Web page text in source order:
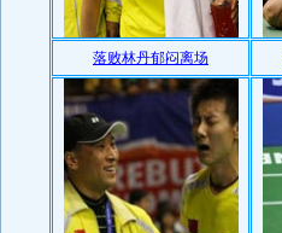
落败林丹郁闷离场